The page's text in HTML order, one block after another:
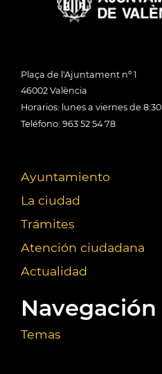
Plaça de l'Ajuntament nº 1
46002 València
Horarios: lunes a viernes de
Teléfono: 963 52 54 78
Ayuntamiento
La ciudad
Trámites
Atención ciudadana
Actualidad
Navegación
Temas